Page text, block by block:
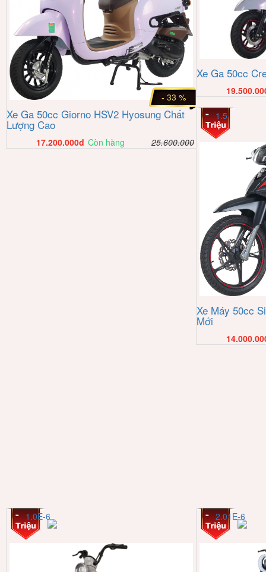
Xe Ga 50cc Giorno HSV2 Hyosung Chất
Lượng Cao
25.600.000
- 33 %
17.200.000đ Còn hàng
Xe Ga 50cc
1.5
Xe Máy 50cc
Mới
1.0E-6 2.01E-6